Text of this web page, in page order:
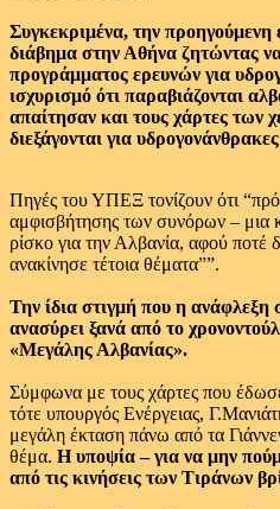
Συγκεκριμένα, την
διάβημα στην Αθήνα ζητώντας
προγράμματος ερευνών για
ισχυρισμό ότι παραβιάζονται
απαίτησαν και τους χάρτες των
διεξάγονται για
Πηγές του ΥΠΕΞ τονίζουν ότι
αμφισβήτησης των συνόρων – μια
ρίσκο για την Αλβανία, αφού ποτέ
ανακίνησε τέτοια θέματα””.
Την ίδια στιγμή που η ανάφλεξη
ανασύρει ξανά από το
«Μεγάλης Αλβανίας».
Σύμφωνα με τους χάρτες που
τότε υπουργός Ενέργειας,
μεγάλη έκταση πάνω από τα
θέμα. Η υποψία – για να μην
από τις κινήσεις των Τιράνων